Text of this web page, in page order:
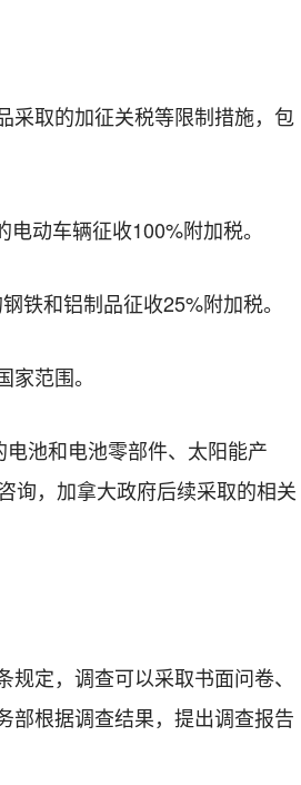
采取的加征关税等限制措施，包
动车辆征收100%附加税。
铁和铝制品征收25%附加税。
范围。
池和电池零部件、太阳能产
询，加拿大政府后续采取的相关
定，调查可以采取书面问卷、
部根据调查结果，提出调查报告